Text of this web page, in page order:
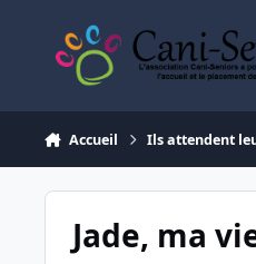
Accueil Ils attendent
Jade, ma